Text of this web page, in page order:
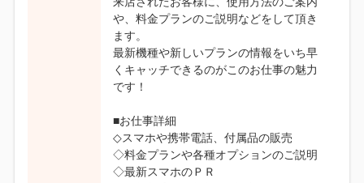
来店されたお客様に、使用方法のご案内
や、料金プランのご説明などをして頂き
ます。
最新機種や新しいプランの情報をいち早
くキャッチできるのがこのお仕事の魅力
です！
■お仕事詳細
◇スマホや携帯電話、付属品の販売
◇料金プランや各種オプションのご説明
◇最新スマホのＰＲ